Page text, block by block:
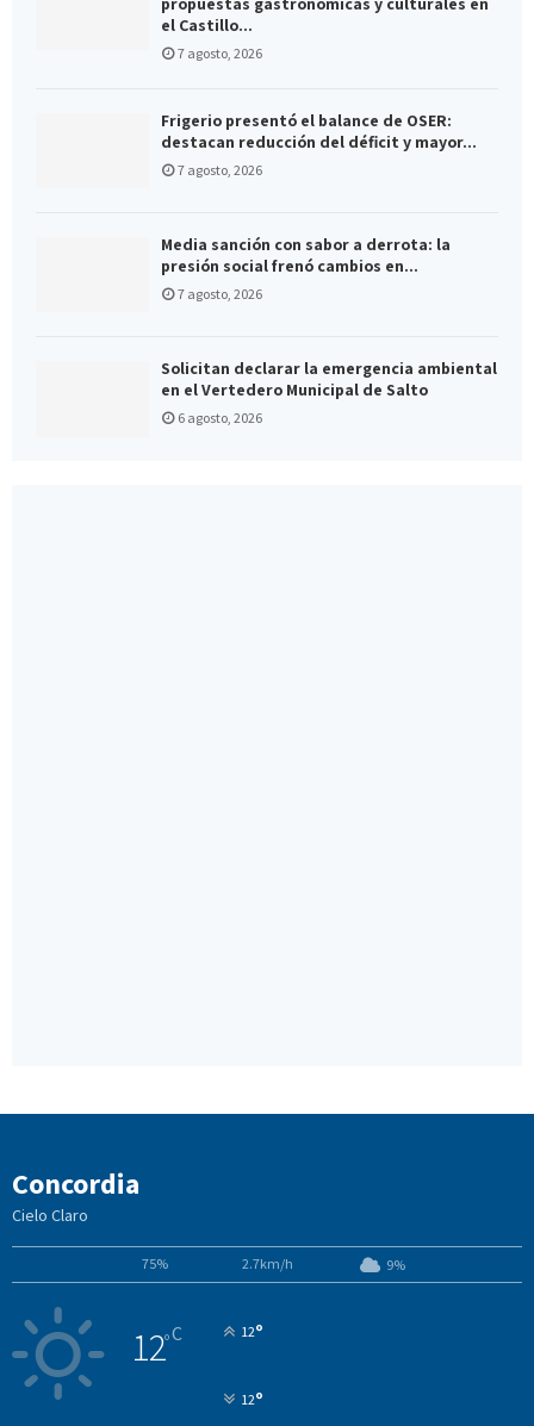
el Castillo...
7 agosto, 2026
Frigerio presentó el balance de OSER:
destacan reducción del déficit y mayor...
7 agosto, 2026
Media sanción con sabor a derrota: la
presión social frenó cambios en...
7 agosto, 2026
Solicitan declarar la emergencia ambiental
en el Vertedero Municipal de Salto
6 agosto, 2026
Concordia
Cielo Claro
75% 2.7km/h 9%
12°C 12°
12°